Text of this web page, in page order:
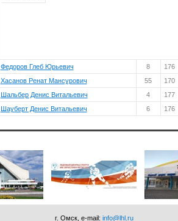
Федоров Глеб Юрьевич 8 176
Хасанов Ренат Мансурович 55 170
Шальбер Денис Витальевич 4 177
Шауберт Денис Витальевич 6 176
г. Омск, e-mail: info@lhl.ru